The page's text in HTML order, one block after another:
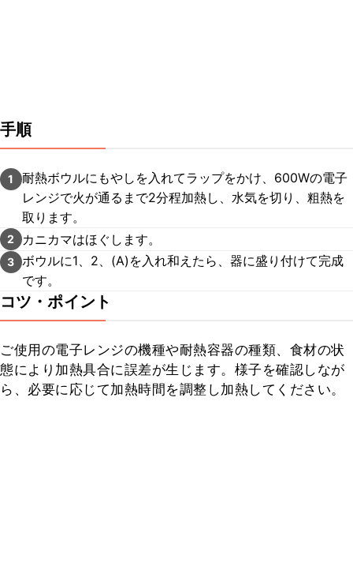
手順
1
耐熱ボウルにもやしを入れてラップをかけ、600Wの電子
レンジで火が通るまで2分程加熱し、水気を切り、粗熱を
取ります。
2 カニカマはほぐします。
3 ボウルに1、2、(A)を入れ和えたら、器に盛り付けて完成
です。
コツ・ポイント
ご使用の電子レンジの機種や耐熱容器の種類、食材の状
態により加熱具合に誤差が生じます。様子を確認しなが
ら、必要に応じて加熱時間を調整し加熱してください。